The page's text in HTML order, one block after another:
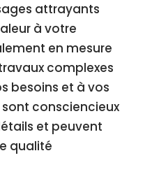
attrayants
à votre
en mesure
complexes
besoins et à vos
consciencieux
et peuvent
qualité